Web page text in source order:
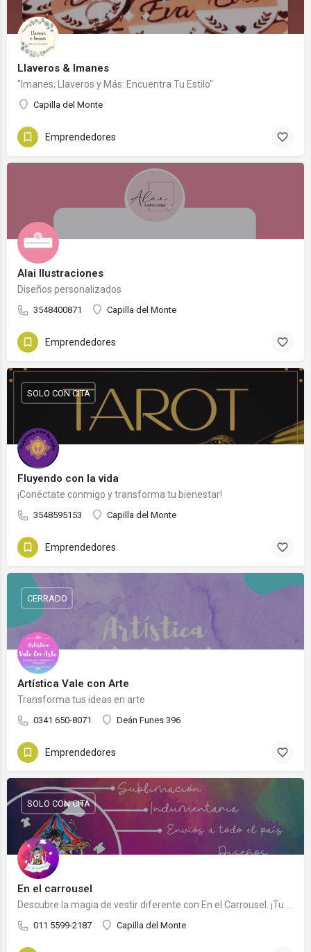
Llaveros & Imanes
"Imanes, Llaveros y Más: Encuentra Tu Estilo"
Capilla del Monte
Emprendedores
Alai Ilustraciones
Diseños personalizados
3548400871 Capilla del Monte
Emprendedores
Fluyendo con la vida
¡Conéctate conmigo y transforma tu bienestar!
3548595153 Capilla del Monte
SOLO CON CITA
Emprendedores
Artística Vale con Arte
Transforma tus ideas en arte
0341 650-8071 Deán Funes 396
CERRADO
Emprendedores
En el carrousel
011 5599-2187 Capilla del Monte
SOLO CON CITA